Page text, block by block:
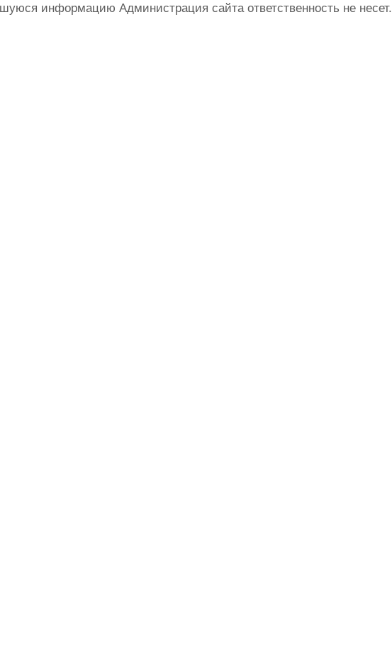
информацию Администрация сайта ответственность не несет.